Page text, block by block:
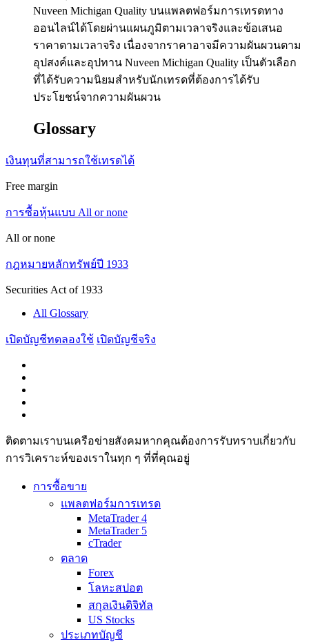
Nuveen Michigan Quality บนแพลตฟอร์มการเทรดทาง
ออนไลน์ได้โดยผ่านแผนภูมิตามเวลาจริงและข้อเสนอ
ราคาตามเวลาจริง เนื่องจากราคาอาจมีความผันผวนตาม
อุปสงค์และอุปทาน Nuveen Michigan Quality เป็นตัวเลือก
ที่ได้รับความนิยมสำหรับนักเทรดที่ต้องการได้รับ
ประโยชน์จากความผันผวน
Glossary
เงินทุนที่สามารถใช้เทรดได้
Free margin
การซื้อหุ้นแบบ All or none
All or none
กฎหมายหลักทรัพย์ปี 1933
Securities Act of 1933
All Glossary
เปิดบัญชีทดลองใช้ เปิดบัญชีจริง
ติดตามเราบนเครือข่ายสังคมหากคุณต้องการรับทราบเกี่ยวกับ
การวิเ­คราะห์ของเราในทุก ๆ ที่ที่คุณอยู่
การซื้อขาย
แพลตฟอร์มการเทรด
MetaTrader 4
MetaTrader 5
cTrader
ตลาด
Forex
โลหะสปอต
สกุลเงินดิจิทัล
US Stocks
ประเภทบัญชี